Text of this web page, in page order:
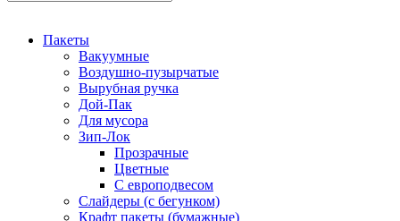
Пакеты
Вакуумные
Воздушно-пузырчатые
Вырубная ручка
Дой-Пак
Для мусора
Зип-Лок
Прозрачные
Цветные
С европодвесом
Слайдеры (с бегунком)
Крафт пакеты (бумажные)